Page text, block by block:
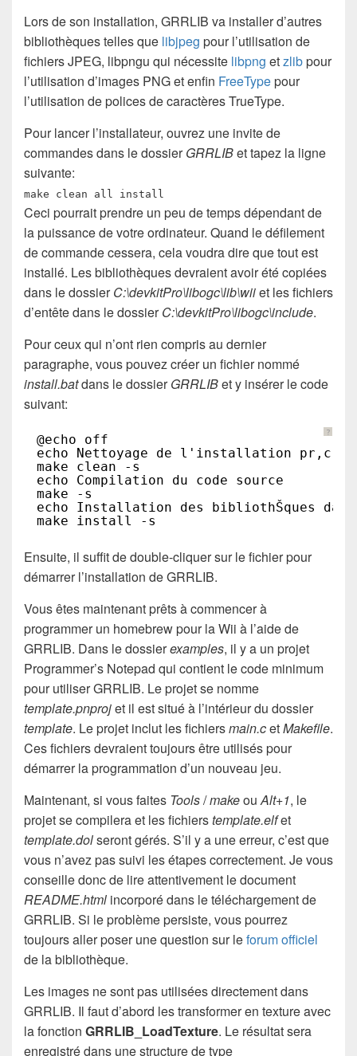
Lors de son installation, GRRLIB va installer d’autres
bibliothèques telles que libjpeg pour l’utilisation de
fichiers JPEG, libpngu qui nécessite libpng etzlibpour
l’utilisation d’images PNG et enfin FreeTypepour
l’utilisation de polices de caractères TrueType.
Pour lancer l’installateur, ouvrez une invite de
commandes dans le dossierGRRLIBet tapez la ligne
suivante:
make clean all install
Ceci pourrait prendre un peu de temps dépendant de
la puissance de votre ordinateur. Quand le défilement
de commande cessera, cela voudra dire que tout est
installé. Les bibliothèques devraient avoir été copiées
dans le dossierC:\devkitPro\libogc\lib\wiiet les fichiers
d’entête dans le dossierC:\devkitPro\libogc\include.
Pour ceux qui n’ont rien compris au dernier
paragraphe, vous pouvez créer un fichier nommé
install.batdans le dossierGRRLIBet y insérer le code
suivant:
?
@echo off
echo Nettoyage de l'installation
make clean -s
echo Compilation du code source
make -s
echo Installation des bibliothŠques
make install -s
Ensuite, il suffit de double-cliquer sur le fichier pour
démarrer l’installation de GRRLIB.
Vous êtes maintenant prêts à commencer à
programmer un homebrew pour la Wii à l’aide de
GRRLIB. Dans le dossierexamples, il y a un projet
Programmer’s Notepad qui contient le code minimum
pour utiliser GRRLIB. Le projet se nomme
template.pnprojet il est situé à l’intérieur du dossier
template. Le projet inclut les fichiersmain.cetMakefile.
Ces fichiers devraient toujours être utilisés pour
démarrer la programmation d’un nouveau jeu.
Maintenant, si vous faites Tools/makeouAlt+1, le
projet se compilera et les fichierstemplate.elfet
template.dolseront gérés. S’il y a une erreur, c’est que
vous n’avez pas suivi les étapes correctement. Je vous
conseille donc de lire attentivement le document
README.html incorporé dans le téléchargement de
GRRLIB. Si le problème persiste, vous pourrez
toujours aller poser une question sur leforum officiel
de la bibliothèque.
Les images ne sont pas utilisées directement dans
GRRLIB. Il faut d’abord les transformer en texture avec
la fonction GRRLIB_LoadTexture. Le résultat sera
enregistré dans une structure de type